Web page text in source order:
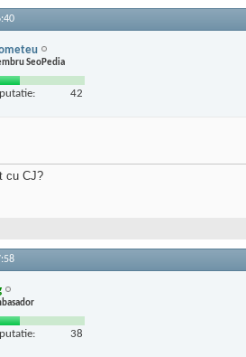
SeoPedia
42
cu CJ?
38